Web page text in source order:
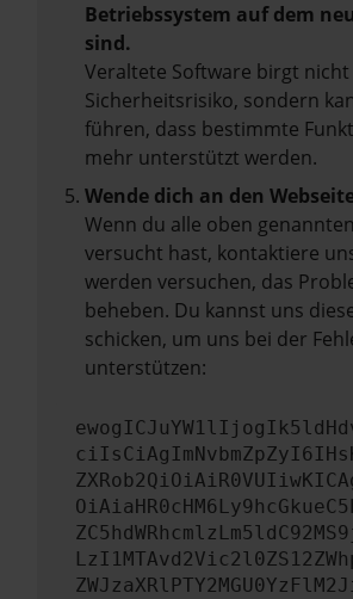
Betriebssystem auf dem
sind.
Veraltete Software birgt
Sicherheitsrisiko, sondern
führen, dass bestimmte
mehr unterstützt werden.
Wende dich an den
Wenn du alle oben
versucht hast, kontaktiere
werden versuchen, das
beheben. Du kannst uns
schicken, um uns bei der
unterstützen: